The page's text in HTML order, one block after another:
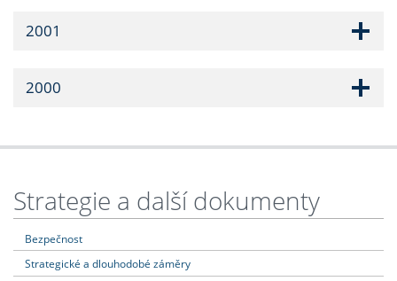
2001
2000
Strategie a další dokumenty
Bezpečnost
Strategické a dlouhodobé záměry